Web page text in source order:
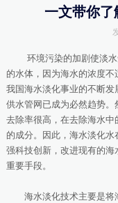
一文带你
环境污染的加剧使淡水
的水体，因为海水的浓度
我国海水淡化事业的不断
供水管网已成为必然趋势
去除率很高，在去除海水
的成分。因此，海水淡化
强科技创新，改进现有的
重要手段。
海水淡化技术主要是将